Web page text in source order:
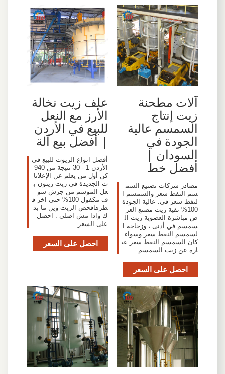
آلات مطحنة
زيت إنتاج
السمسم عالية
الجودة في
السودان |
أفضل خط
مصادر شركات تصنيع السم
سم النفط سعر والسمسم ا
لنفط سعر في. عالية الجودة
100% نقية زيت مصنع العر
ض مباشرة العضوية زيت ال
سمسم في أدنى ، وزجاجة ا
لسمسم النفط سعر.وسواء
كان السمسم النفط سعر عب
ارة عن زيت السمسم.
احصل على السعر
علف زيت نخالة
الأرز مع النعل
للبيع في الأردن
| أفضل بيع آلة
أفضل انواع الزيوت للبيع في
الأردن 1 - 30 نتيجة من 940
كن أول من يعلم عن الإعلانا
ت الجديدة في زيت زيتون ب
عل الموسم من جرش-سو
ف مكفول 100% حتى اخر ق
طرهافحص الزيت وين ما بد
ك واذا مش اصلي . احصل
على السعر
احصل على السعر